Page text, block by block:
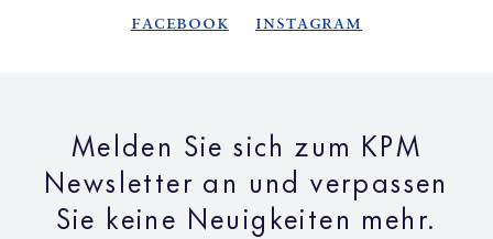
Facebook Instagram
Melden Sie sich zum KPM
Newsletter an und verpassen
Sie keine Neuigkeiten mehr.